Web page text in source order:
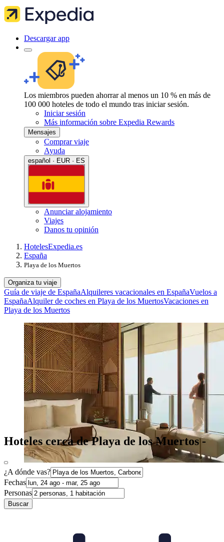
Descargar app
Los miembros pueden ahorrar al menos un 10 % en más de
100 000 hoteles de todo el mundo tras iniciar sesión.
Iniciar sesión
Más información sobre Expedia Rewards
Mensajes
Comprar viaje
Ayuda
español · EUR · ES
Anunciar alojamiento
Viajes
Danos tu opinión
HotelesExpedia.es
España
Playa de los Muertos
Organiza tu viaje
Guía de viaje de EspañaAlquileres vacacionales en EspañaVuelos a
EspañaAlquiler de coches en Playa de los MuertosVacaciones en
Playa de los Muertos
Hoteles cerca de Playa de los Muertos -
¿A dónde vas?
Fechas
Personas
Buscar